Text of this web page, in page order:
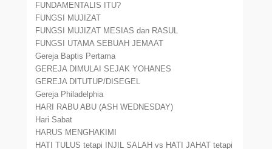
FUNDAMENTALIS ITU?
FUNGSI MUJIZAT
FUNGSI MUJIZAT MESIAS dan RASUL
FUNGSI UTAMA SEBUAH JEMAAT
Gereja Baptis Pertama
GEREJA DIMULAI SEJAK YOHANES
GEREJA DITUTUP/DISEGEL
Gereja Philadelphia
HARI RABU ABU (ASH WEDNESDAY)
Hari Sabat
HARUS MENGHAKIMI
HATI TULUS tetapi INJIL SALAH vs HATI JAHAT tetapi